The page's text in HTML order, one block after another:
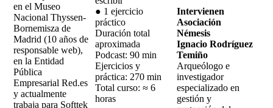
en el Museo
Nacional Thyssen-
Bornemisza de
Madrid (10 años de
responsable web),
en la Entidad
Pública
Empresarial Red.es
y actualmente
trabaja para Softtek
● 1 ejercicio
práctico
Duración total
aproximada
Podcast: 90 min
Ejercicios y
práctica: 270 min
Total curso: ≈ 6
horas
Intervienen
Asociación
Némesis
Ignacio Rodríguez
Temiño
Arqueólogo e
investigador
especializado en
gestión y